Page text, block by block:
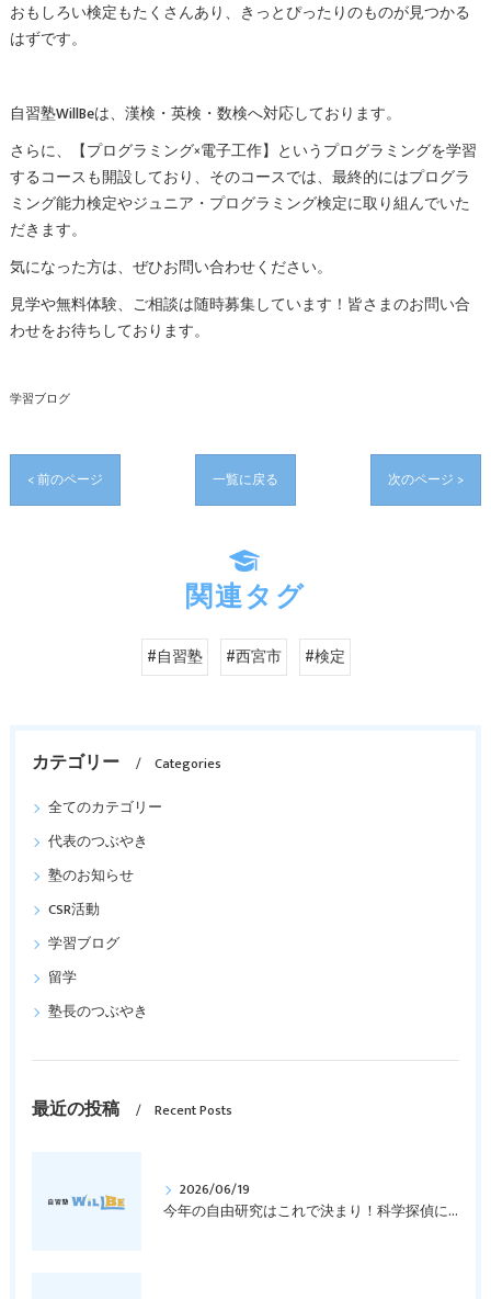
おもしろい検定もたくさんあり、きっとぴったりのものが見つかる
はずです。
自習塾WillBeは、漢検・英検・数検へ対応しております。
さらに、【プログラミング×電子工作】というプログラミングを学習
するコースも開設しており、そのコースでは、最終的にはプログラ
ミング能力検定やジュニア・プログラミング検定に取り組んでいた
だきます。
気になった方は、ぜひお問い合わせください。
見学や無料体験、ご相談は随時募集しています！皆さまのお問い合
わせをお待ちしております。
学習ブログ
< 前のページ 一覧に戻る 次のページ >
関連タグ
#自習塾 #西宮市 #検定
カテゴリー
Categories
全てのカテゴリー
代表のつぶやき
塾のお知らせ
CSR活動
学習ブログ
留学
塾長のつぶやき
最近の投稿 Recent Posts
2026/06/19
今年の自由研究はこれで決まり！科学探偵になって指紋の謎を解き明かそう！｜元中学高校教員で私立学校の放課後校内塾を経営する西宮・今津の習いごと教室＆自習塾WillBe